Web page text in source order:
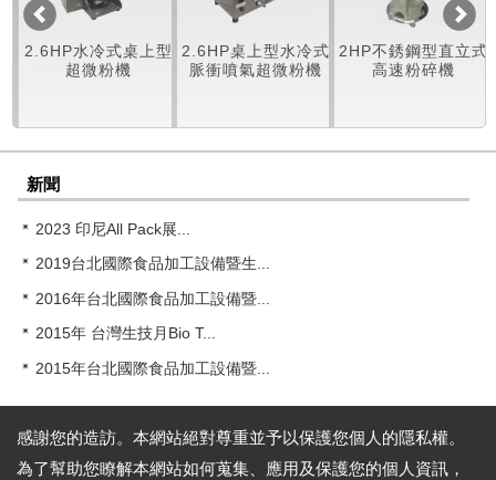
感謝您的造訪。本網站絕對尊重並予以保護您個人的隱私權。
為了幫助您瞭解本網站如何蒐集、應用及保護您的個人資訊，
2.6HP水冷式桌上型
超微粉機
2.6HP桌上型水冷式
脈衝噴氣超微粉機
2HP不銹鋼型直立式
高速粉碎機
新聞
2023 印尼All Pack展...
2019台北國際食品加工設備暨生...
2016年台北國際食品加工設備暨...
2015年 台灣生技月Bio T...
2015年台北國際食品加工設備暨...